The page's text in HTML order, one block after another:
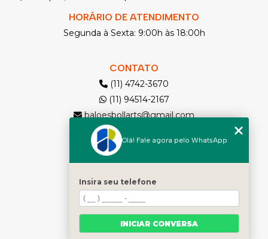
HORÁRIO DE ATENDIMENTO
Segunda à Sexta: 9:00h às 18:00h
CONTATO
(11) 4742-3670
(11) 94514-2167
baloesbollarts@gmail.com
MENU
Solicite seu Orçamento
Home
Quem somos
Produtos
Contato
Olá! Fale agora pelo WhatsApp
Insira seu telefone
INICIAR CONVERSA